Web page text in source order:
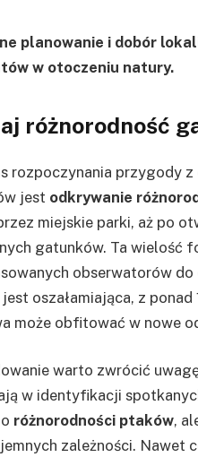
planowanie i dobór
w otoczeniu natury.
różnorodność
rozpoczynania przygody
jest odkrywanie
miejskie parki, aż po
gatunków. Ta wielość
obserwatorów
oszałamiająca, z
może obfitować w nowe
warto zwrócić
w identyfikacji
różnorodności ptaków,
zależności. Nawet